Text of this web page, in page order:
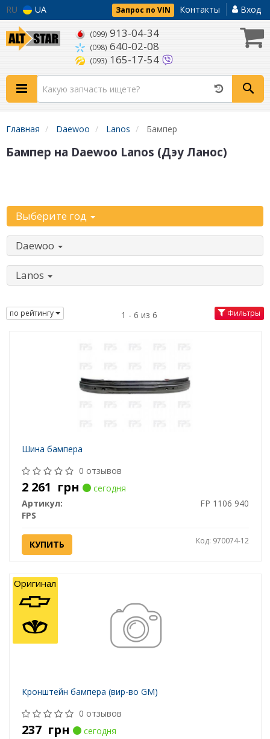
RU UA Запрос по VIN Контакты Вход
(099) 913-04-34
(098) 640-02-08
(093) 165-17-54
Главная Daewoo Lanos Бампер
Бампер на Daewoo Lanos (Дэу Ланос)
Выберите год
Daewoo
Lanos
по рейтингу 1 - 6 из 6 Фильтры
Шина бампера
0 отзывов
2 261 грн
сегодня
Артикул:
FP 1106 940
FPS
КУПИТЬ Код: 970074-12
Кронштейн бампера (вир-во GM)
0 отзывов
237 грн
сегодня
Оригинал